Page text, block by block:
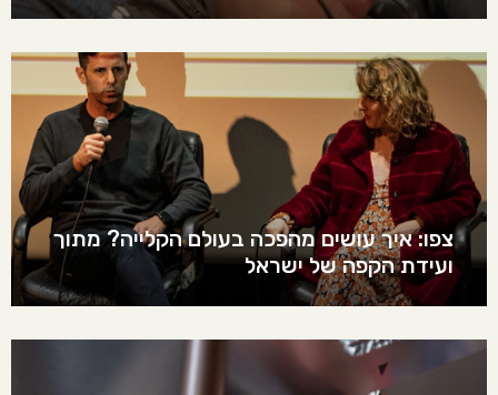
צפו: איך עושים מהפכה בעולם הקלייה? מתוך
ועידת הקפה של ישראל